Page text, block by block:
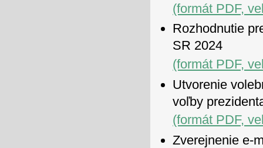
(formát PDF,
Rozhodnutie
SR 2024
(formát PDF,
Utvorenie
voľby
(formát PDF,
Zverejnenie e-